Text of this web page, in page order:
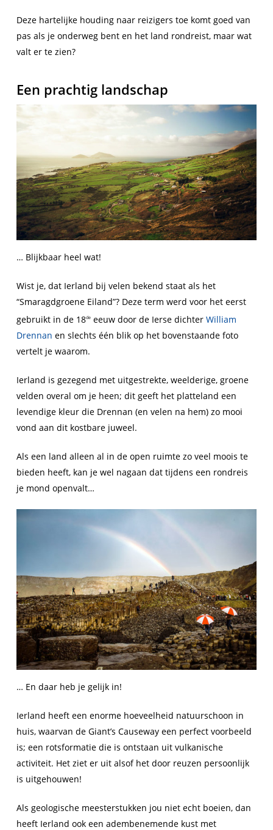
Deze hartelijke houding naar reizigers toe komt goed van
pas als je onderweg bent en het land rondreist, maar wat
valt er te zien?
Een prachtig landschap
… Blijkbaar heel wat!
Wist je, dat Ierland bij velen bekend staat als het
“Smaragdgroene Eiland”? Deze term werd voor het eerst
gebruikt in de 18deeeuw door de Ierse dichter William
Drennan en slechts één blik op het bovenstaande foto
vertelt je waarom.
Ierland is gezegend met uitgestrekte, weelderige, groene
velden overal om je heen; dit geeft het platteland een
levendige kleur die Drennan (en velen na hem) zo mooi
vond aan dit kostbare juweel.
Als een land alleen al in de open ruimte zo veel moois te
bieden heeft, kan je wel nagaan dat tijdens een rondreis
je mond openvalt…
… En daar heb je gelijk in!
Ierland heeft een enorme hoeveelheid natuurschoon in
huis, waarvan de Giant’s Causeway een perfect voorbeeld
is; een rotsformatie die is ontstaan uit vulkanische
activiteit. Het ziet er uit alsof het door reuzen persoonlijk
is uitgehouwen!
Als geologische meesterstukken jou niet echt boeien, dan
heeft Ierland ook een adembenemende kust met